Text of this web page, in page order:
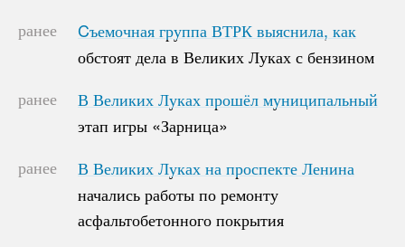
ранее
Cъемочная группа ВТРК выяснила, как
обстоят дела в Великих Луках с бензином
Cъемочная группа ВТРК выяснила, как
обстоят дела в Великих Луках с бензином
ранее
В Великих Луках прошёл муниципальный
этап игры «Зарница»
В Великих Луках прошёл муниципальный
этап игры «Зарница»
ранее
В Великих Луках на проспекте Ленина
начались работы по ремонту
асфальтобетонного покрытия
В Великих Луках на проспекте Ленина
начались работы по ремонту
асфальтобетонного покрытия